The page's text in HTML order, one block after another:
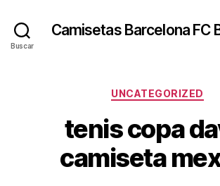
Buscar
Camisetas Barcelona FC
Categorías
UNCATEGORIZED
tenis copa
camiseta